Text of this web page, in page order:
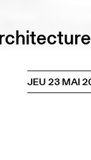
JEU 23 MAI